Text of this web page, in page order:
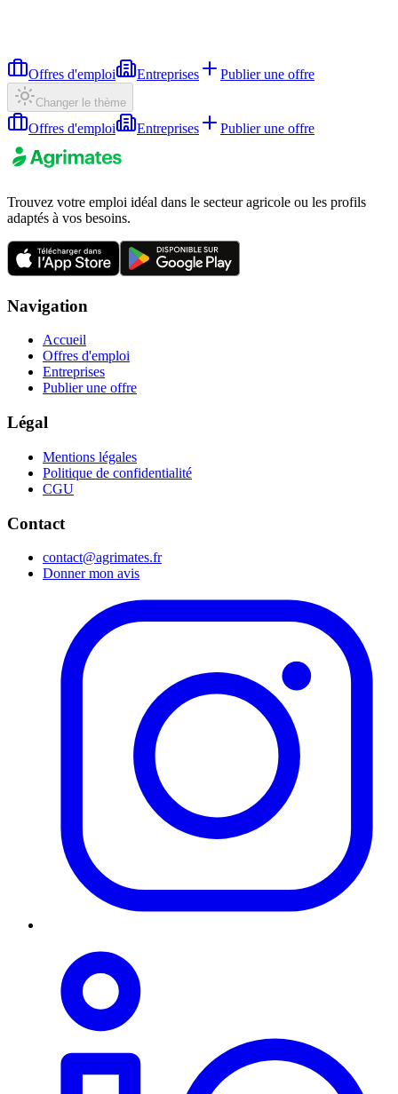
Offres d'emploi Entreprises Publier une offre
Changer le thème
Offres d'emploi Entreprises Publier une offre
Trouvez votre emploi idéal dans le secteur agricole ou les profils
adaptés à vos besoins.
Navigation
Accueil
Offres d'emploi
Entreprises
Publier une offre
Légal
Mentions légales
Politique de confidentialité
CGU
Contact
contact@agrimates.fr
Donner mon avis